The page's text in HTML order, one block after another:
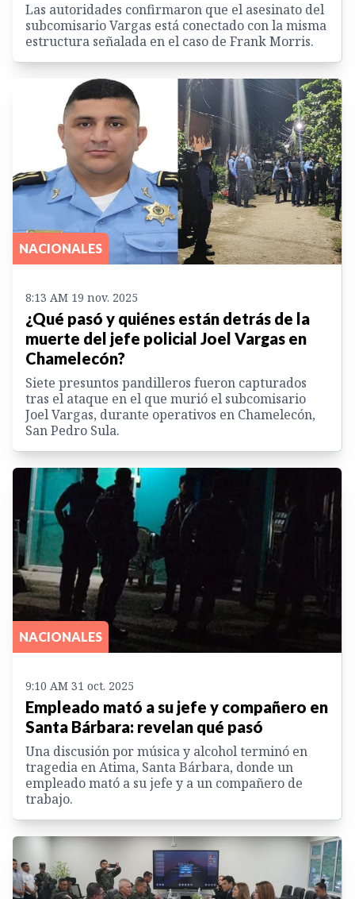
Las autoridades confirmaron que el asesinato del
subcomisario Vargas está conectado con la misma
estructura señalada en el caso de Frank Morris.
NACIONALES
8:13 AM 19 nov. 2025
¿Qué pasó y quiénes están detrás de la
muerte del jefe policial Joel Vargas en
Chamelecón?
Siete presuntos pandilleros fueron capturados
tras el ataque en el que murió el subcomisario
Joel Vargas, durante operativos en Chamelecón,
San Pedro Sula.
NACIONALES
9:10 AM 31 oct. 2025
Empleado mató a su jefe y compañero en
Santa Bárbara: revelan qué pasó
Una discusión por música y alcohol terminó en
tragedia en Atima, Santa Bárbara, donde un
empleado mató a su jefe y a un compañero de
trabajo.